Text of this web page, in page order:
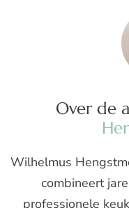
Over de
Wilhelmus
combineert
professionele